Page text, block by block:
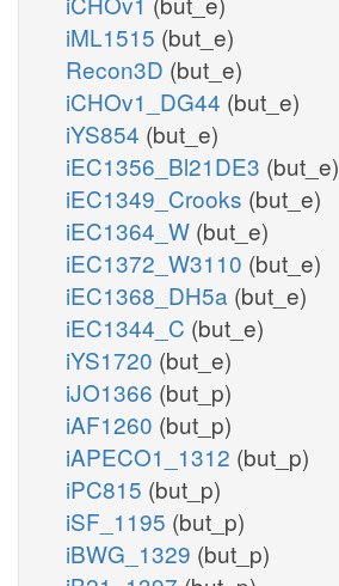
iML1515 (but_e)
Recon3D (but_e)
iCHOv1_DG44 (but_e)
iYS854 (but_e)
iEC1356_Bl21DE3 (but_e)
iEC1349_Crooks (but_e)
iEC1364_W (but_e)
iEC1372_W3110 (but_e)
iEC1368_DH5a (but_e)
iEC1344_C (but_e)
iYS1720 (but_e)
iJO1366 (but_p)
iAF1260 (but_p)
iAPECO1_1312 (but_p)
iPC815 (but_p)
iSF_1195 (but_p)
iBWG_1329 (but_p)